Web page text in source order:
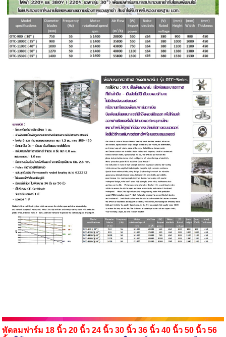
พัดลมฟาร์ม 18 นิ้ว 20 นิ้ว 24 นิ้ว 30 นิ้ว 36 นิ้ว40 นิ้ว50 นิ้ว56